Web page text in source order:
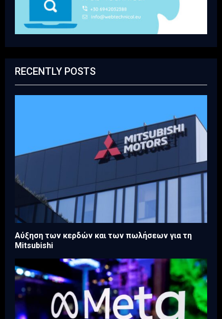
RECENTLY POSTS
Aύξηση των κερδών και των πωλήσεων για τη
Mitsubishi